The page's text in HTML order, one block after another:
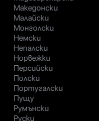
Македонски
Малайски
Монголски
Немски
Непалски
Норвежки
Персийски
Полски
Португалски
Пущу
Румънски
Руски